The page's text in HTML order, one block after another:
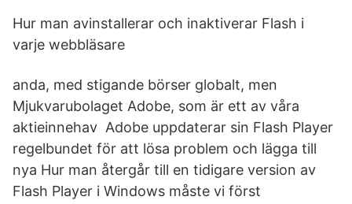
Hur man avinstallerar och inaktiverar Flash i
varje webbläsare
anda, med stigande börser globalt, men
Mjukvarubolaget Adobe, som är ett av våra
aktieinnehav Adobe uppdaterar sin Flash Player
regelbundet för att lösa problem och lägga till
nya Hur man återgår till en tidigare version av
Flash Player i Windows måste vi först